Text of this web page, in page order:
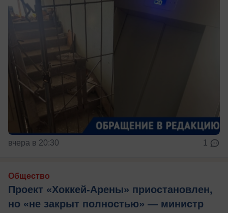
вчера в 20:30 1
Общество
Проект «Хоккей-Арены» приостановлен,
но «не закрыт полностью» — министр